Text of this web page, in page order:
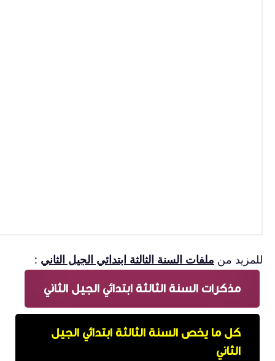
للمزيد من ملفات السنة الثالثة ابتدائي الجيل الثاني :
مذكرات السنة الثالثة ابتدائي الجيل الثاني
كل ما يخص السنة الثالثة ابتدائي الجيل
الثاني